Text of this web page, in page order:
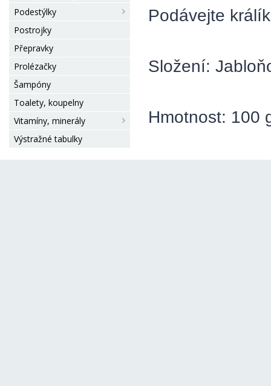
Podestýlky
Postrojky
Přepravky
Prolézačky
Šampóny
Toalety, koupelny
Vitamíny, minerály
Výstražné tabulky
Podávejte
Složení:
Hmotnost: 100